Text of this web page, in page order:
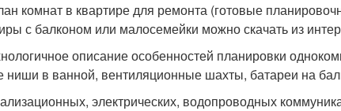
комнат в квартире для ремонта (готовые
с балконом или малосемейки можно скачать из
описание особенностей планировки
ниши в ванной, вентиляционные шахты, батареи на
электрических, водопроводных